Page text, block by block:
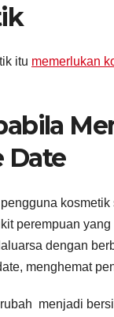
itu memerlukan
Date
perempuan
dengan
menghemat
menjadi